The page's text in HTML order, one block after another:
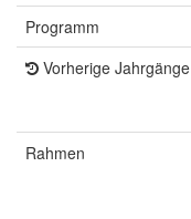
Programm
Vorherige Jahrgänge
Rahmen